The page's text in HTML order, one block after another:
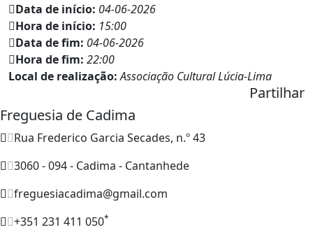
Data de início: 04-06-2026
Hora de início: 15:00
Data de fim: 04-06-2026
Hora de fim: 22:00
Local de realização:Associação Cultural Lúcia-Lima
Partilhar
Freguesia de Cadima
Rua Frederico Garcia Secades, n.º 43
3060 - 094 - Cadima - Cantanhede
freguesiacadima@gmail.com
+351 231 411 050*